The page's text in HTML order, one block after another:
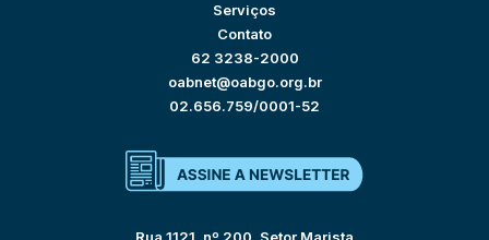
Serviços
Contato
62 3238-2000
oabnet@oabgo.org.br
02.656.759/0001-52